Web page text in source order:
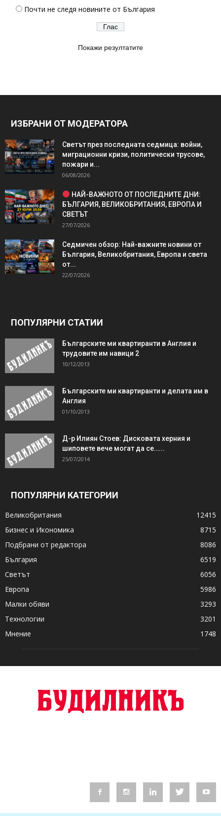
Почти не следя новините от България
Покажи резултатите
ИЗБРАНИ ОТ МОДЕРАТОРА
Светът през последната седмица: войни,
миграционни кризи, политически трусове,
пожари и...
06/08/2026
НАЙ-ВАЖНОТО ОТ ПОСЛЕДНИТЕ ДНИ:
БЪЛГАРИЯ, ВЕЛИКОБРИТАНИЯ, ЕВРОПА И
СВЕТЪТ
27/07/2026
Седмичен обзор: Най-важните новини от
България, Великобритания, Европа и света
от...
22/07/2026
ПОПУЛЯРНИ СТАТИИ
Българските ми квартиранти в Англия и
трудовите им навици 2
10/12/2013
Българските ми квартиранти и делата им в
Англия
01/10/2013
Д-р Илиян Стоев: Дисковата херния и
шиповете вече могат да се…...
25/07/2014
ПОПУЛЯРНИ КАТЕГОРИИ
Великобритания
12415
Бизнес и Икономика
8715
Подбрани от редактора
8086
България
6519
Светът
6056
Европа
5986
Малки обяви
3293
Технологии
3201
Мнение
1748